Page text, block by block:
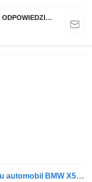
QINDITO SPÓŁKA Z OGRANICZONĄ ODPOWIEDZIALNOŚCIĄ
Aripă plastic 51717424907 pentru automobil BMW X5 G05